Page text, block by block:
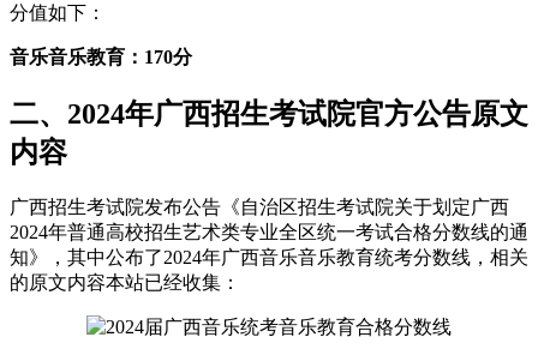
分值如下：
音乐音乐教育：170分
二、2024年广西招生考试院官方公告原文
内容
广西招生考试院发布公告《自治区招生考试院关于划定广西
2024年普通高校招生艺术类专业全区统一考试合格分数线的通
知》，其中公布了2024年广西音乐音乐教育统考分数线，相关
的原文内容本站已经收集：